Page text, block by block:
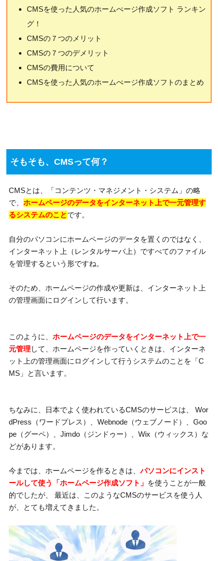
CMSを使った人気のホームぺージ作成ソフト ランキン
グ！
CMSの７つのメリット
CMSの７つのデメリット
CMSの費用について
CMSを使った人気のホームぺージ作成ソフトのまとめ
そもそも、CMSって何？
CMSとは、「コンテンツ・マネジメント・システム」の略
で、 ホームページのデータをインターネット上で一元管理す
るシステムのことです。
自分のパソコンにホームページのデータを置くのではなく、
インターネット上（レンタルサーバ上）ですべてのファイル
を管理するという形ですね。
そのため、ホームページの作成や更新は、インターネット上
の管理画面にログインして行います。
このように、 ホームページのデータをインターネット上で一
元管理して、ホームページを作っていくときは、インターネ
ット上の管理画面にログインして行うシステムのことを「C
MS」と言います。
ちなみに、日本でよく使われているCMSのサービスは、 Wor
dPress（ワードプレス）、Webnode（ウェブノード）、Goo
pe（グーペ）、Jimdo（ジンドゥー）、Wix（ウィックス）な
どがあります。
今までは、ホームページを作るときは、パソコンにインスト
ールして使う「ホームページ作成ソフト」 を使うことが一般
的でしたが、 最近は、このようなCMSのサービスを使う人
が、とても増えてきました。